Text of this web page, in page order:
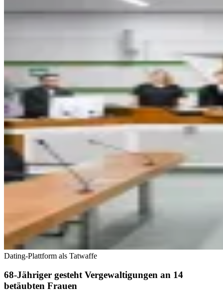
Dating-Plattform als Tatwaffe
68-Jähriger gesteht Vergewaltigungen an 14
betäubten Frauen